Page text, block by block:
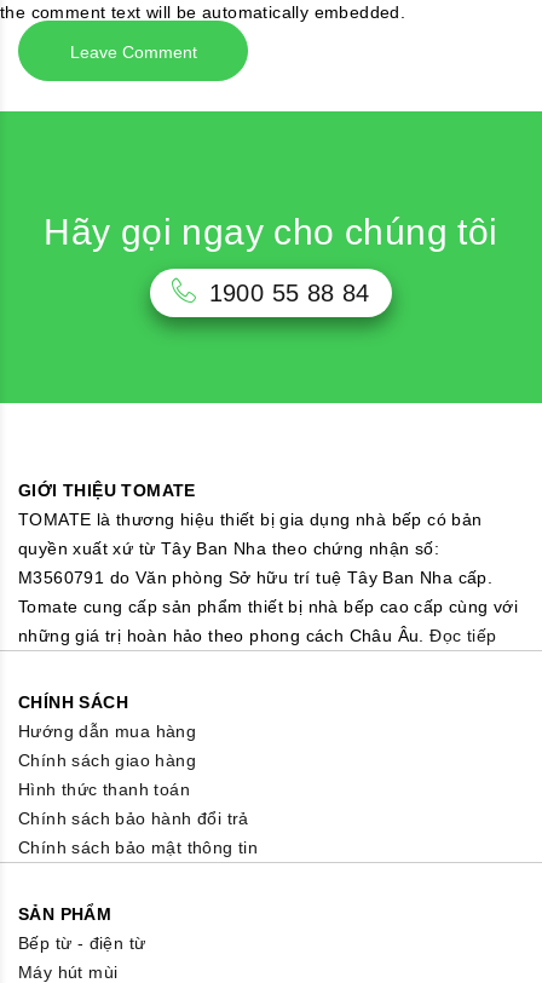
the comment text will be automatically embedded.
Hãy gọi ngay cho chúng tôi
1900 55 88 84
GIỚI THIỆU TOMATE
TOMATE là thương hiệu thiết bị gia dụng nhà bếp có bản
quyền xuất xứ từ Tây Ban Nha theo chứng nhận số:
M3560791 do Văn phòng Sở hữu trí tuệ Tây Ban Nha cấp.
Tomate cung cấp sản phẩm thiết bị nhà bếp cao cấp cùng với
những giá trị hoàn hảo theo phong cách Châu Âu.Đọc tiếp
CHÍNH SÁCH
Hướng dẫn mua hàng
Chính sách giao hàng
Hình thức thanh toán
Chính sách bảo hành đổi trả
Chính sách bảo mật thông tin
SẢN PHẨM
Bếp từ - điện từ
Máy hút mùi